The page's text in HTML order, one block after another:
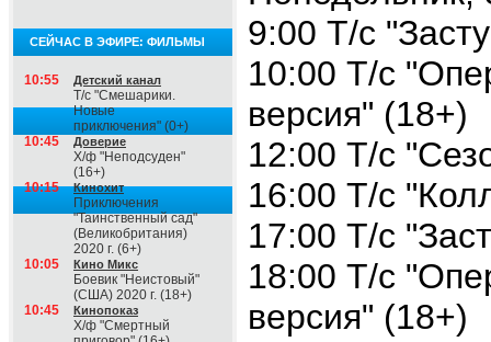
СЕЙЧАС В ЭФИРЕ: ФИЛЬМЫ
10:55 Детский канал
Т/с "Смешарики.
Новые
приключения" (0+)
10:45
Доверие
Х/ф "Неподсуден"
(16+)
10:15
Кинохит
Приключения
"Таинственный сад"
(Великобритания)
2020 г. (6+)
10:05
Кино Микс
Боевик "Неистовый"
(США) 2020 г. (18+)
10:45
Кинопоказ
Х/ф "Смертный
9:00 Т/с
10:00 Т/с
версия" (18+)
12:00 Т/с
16:00 Т/с
17:00 Т/с
18:00 Т/с
версия" (18+)